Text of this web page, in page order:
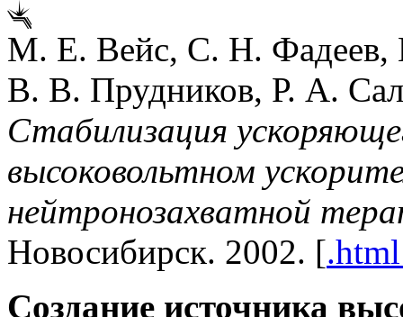
М. Е. Вейс, С. Н. Фадеев,
В. В. Прудников, Р. А.
Стабилизация
высоковольтном
нейтронозахватной
Новосибирск. 2002. [
Создание источника